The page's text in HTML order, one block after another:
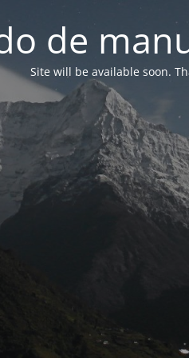
de
Site will be available soon.